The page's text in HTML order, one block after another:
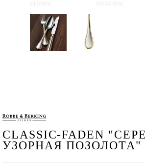
CLASSIC-FADEN
УЗОРНАЯ ПОЗОЛОТА"